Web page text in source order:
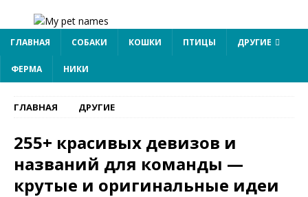
ГЛАВНАЯ СОБАКИ КОШКИ ПТИЦЫ ДРУГИЕ
ФЕРМА НИКИ
ГЛАВНАЯ ДРУГИЕ
255+ красивых девизов и
названий для команды —
крутые и оригинальные идеи